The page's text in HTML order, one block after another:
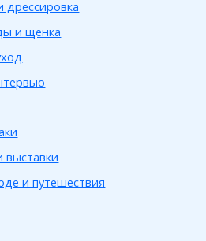
дрессировка
и щенка
выставки
и путешествия